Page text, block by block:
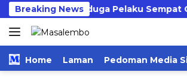
Langsung
ke
konten
Breaking News
Terduga Pelaku Sempat Coba
Home Laman Pedoman Media